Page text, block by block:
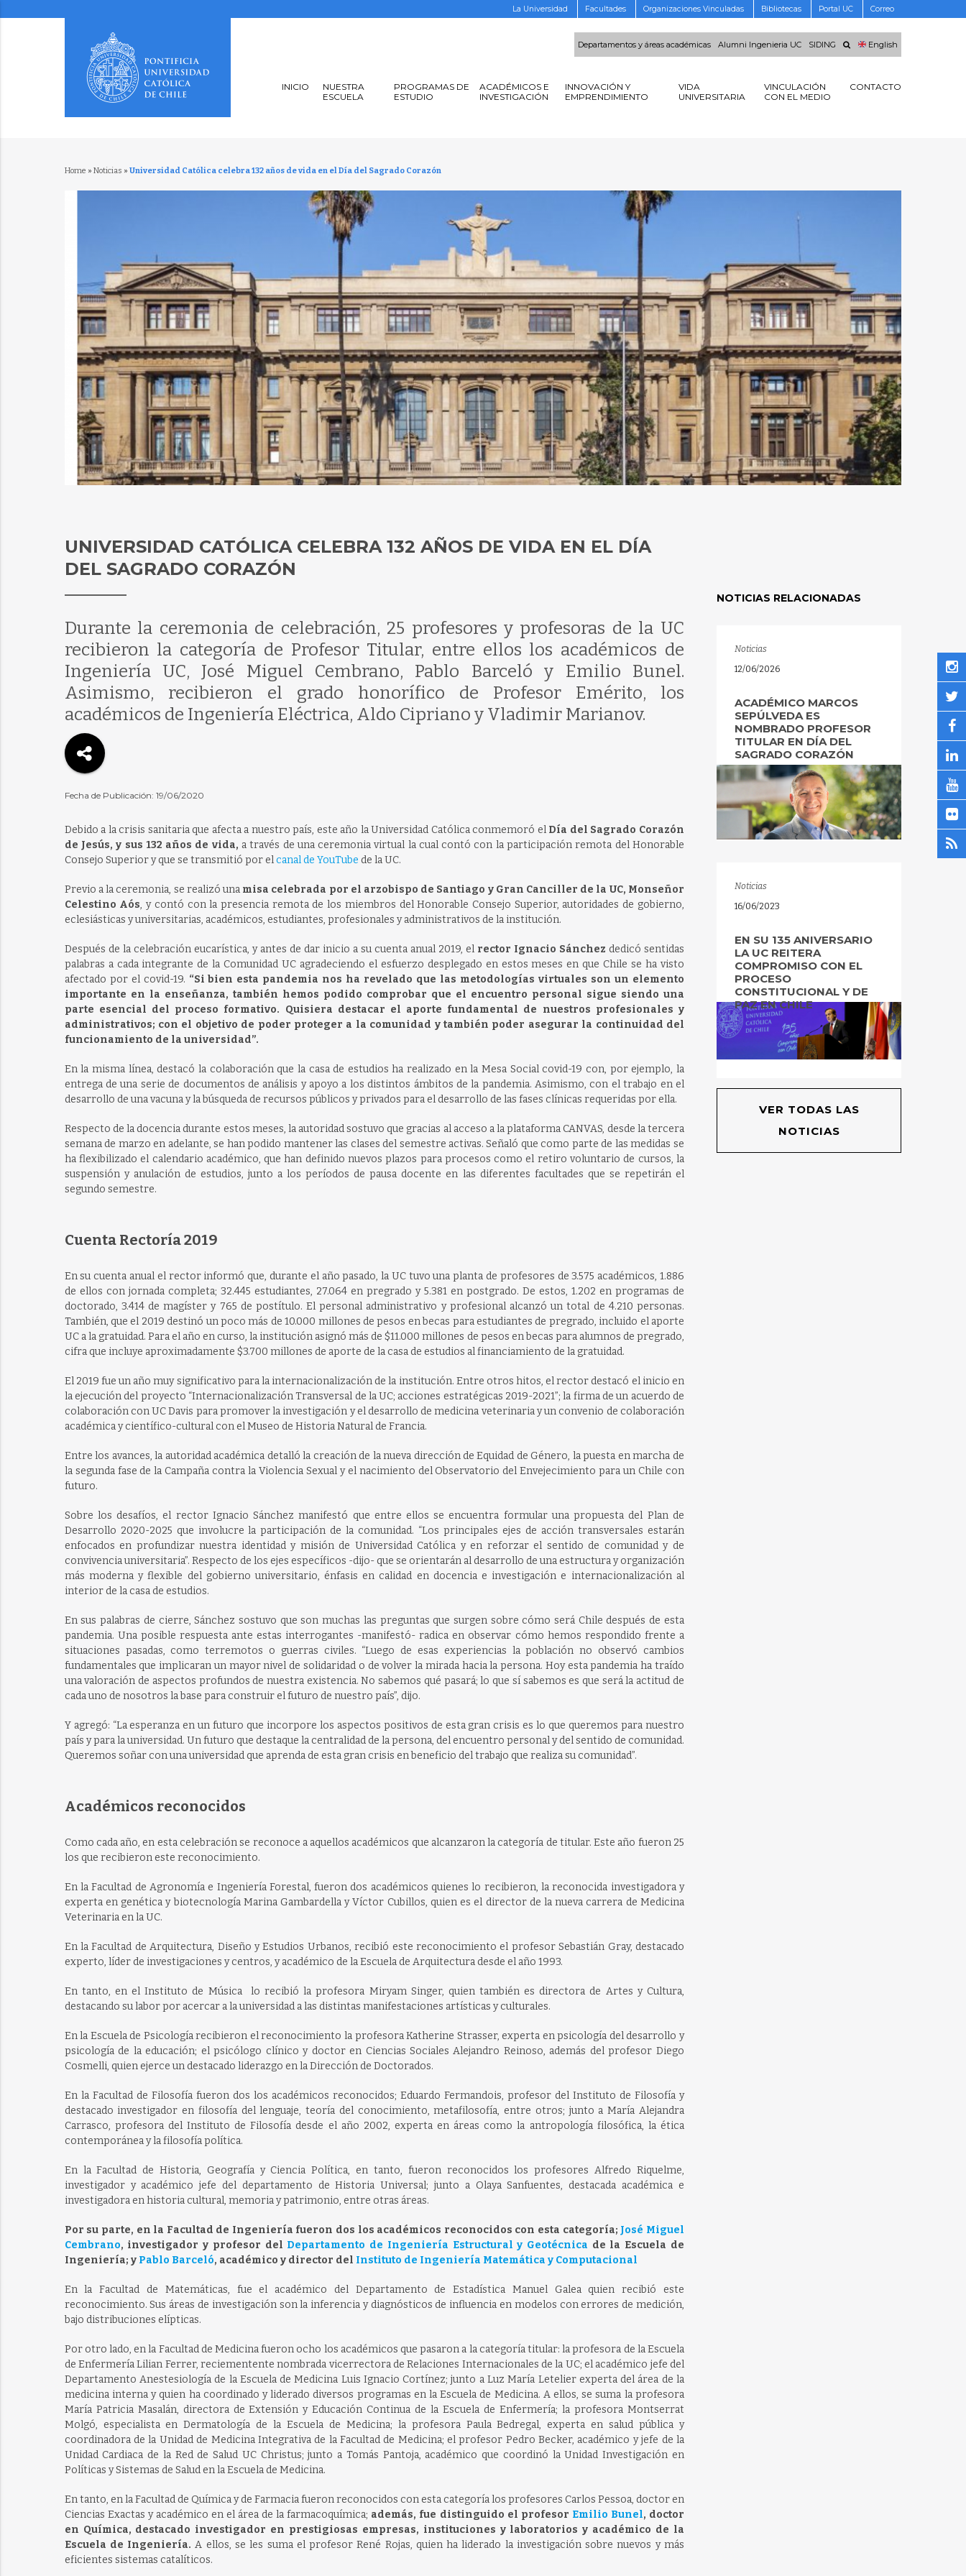
La Universidad Facultades Organizaciones Vinculadas Bibliotecas Portal UC Correo
Departamentos y áreas académicas Alumni Ingenieria UC SIDING English
INICIO
NUESTRA
ESCUELA
PROGRAMAS DE
ESTUDIO
ACADÉMICOS E
INVESTIGACIÓN
INNOVACIÓN Y
EMPRENDIMIENTO
VIDA
UNIVERSITARIA
VINCULACIÓN
CON EL MEDIO
CONTACTO
Home » Noticias » Universidad Católica celebra 132 años de vida en el Día del Sagrado Corazón
UNIVERSIDAD CATÓLICA CELEBRA 132 AÑOS DE VIDA EN EL DÍA
DEL SAGRADO CORAZÓN
Durante la ceremonia de celebración, 25 profesores y profesoras de la UC
recibieron la categoría de Profesor Titular, entre ellos los académicos de
Ingeniería UC, José Miguel Cembrano, Pablo Barceló y Emilio Bunel.
Asimismo, recibieron el grado honorífico de Profesor Emérito, los
académicos de Ingeniería Eléctrica, Aldo Cipriano y Vladimir Marianov.
Fecha de Publicación: 19/06/2020
Debido a la crisis sanitaria que afecta a nuestro país, este año la Universidad Católica conmemoró el Día del Sagrado Corazón
de Jesús, y sus 132 años de vida, a través de una ceremonia virtual la cual contó con la participación remota del Honorable
Consejo Superior y que se transmitió por elcanal de YouTube de la UC.
Previo a la ceremonia, se realizó una misa celebrada por el arzobispo de Santiago y Gran Canciller de la UC, Monseñor
Celestino Aós, y contó con la presencia remota de los miembros del Honorable Consejo Superior, autoridades de gobierno,
eclesiásticas y universitarias, académicos, estudiantes, profesionales y administrativos de la institución.
Después de la celebración eucarística, y antes de dar inicio a su cuenta anual 2019, el rector Ignacio Sánchez dedicó sentidas
palabras a cada integrante de la Comunidad UC agradeciendo el esfuerzo desplegado en estos meses en que Chile se ha visto
afectado por el covid-19. “Si bien esta pandemia nos ha revelado que las metodologías virtuales son un elemento
importante en la enseñanza, también hemos podido comprobar que el encuentro personal sigue siendo una
parte esencial del proceso formativo. Quisiera destacar el aporte fundamental de nuestros profesionales y
administrativos; con el objetivo de poder proteger a la comunidad y también poder asegurar la continuidad del
funcionamiento de la universidad”.
En la misma línea, destacó la colaboración que la casa de estudios ha realizado en la Mesa Social covid-19 con, por ejemplo, la
entrega de una serie de documentos de análisis y apoyo a los distintos ámbitos de la pandemia. Asimismo, con el trabajo en el
desarrollo de una vacuna y la búsqueda de recursos públicos y privados para el desarrollo de las fases clínicas requeridas por ella.
Respecto de la docencia durante estos meses, la autoridad sostuvo que gracias al acceso a la plataforma CANVAS, desde la tercera
semana de marzo en adelante, se han podido mantener las clases del semestre activas. Señaló que como parte de las medidas se
ha flexibilizado el calendario académico, que han definido nuevos plazos para procesos como el retiro voluntario de cursos, la
suspensión y anulación de estudios, junto a los períodos de pausa docente en las diferentes facultades que se repetirán el
segundo semestre.
Cuenta Rectoría 2019
En su cuenta anual el rector informó que, durante el año pasado, la UC tuvo una planta de profesores de 3.575 académicos, 1.886
de ellos con jornada completa; 32.445 estudiantes, 27.064 en pregrado y 5.381 en postgrado. De estos, 1.202 en programas de
doctorado, 3.414 de magíster y 765 de postítulo. El personal administrativo y profesional alcanzó un total de 4.210 personas.
También, que el 2019 destinó un poco más de 10.000 millones de pesos en becas para estudiantes de pregrado, incluido el aporte
UC a la gratuidad. Para el año en curso, la institución asignó más de $11.000 millones de pesos en becas para alumnos de pregrado,
cifra que incluye aproximadamente $3.700 millones de aporte de la casa de estudios al financiamiento de la gratuidad.
El 2019 fue un año muy significativo para la internacionalización de la institución. Entre otros hitos, el rector destacó el inicio en
la ejecución del proyecto “Internacionalización Transversal de la UC; acciones estratégicas 2019-2021”; la firma de un acuerdo de
colaboración con UC Davis para promover la investigación y el desarrollo de medicina veterinaria y un convenio de colaboración
académica y científico-cultural con el Museo de Historia Natural de Francia.
Entre los avances, la autoridad académica detalló la creación de la nueva dirección de Equidad de Género, la puesta en marcha de
la segunda fase de la Campaña contra la Violencia Sexual y el nacimiento del Observatorio del Envejecimiento para un Chile con
futuro.
Sobre los desafíos, el rector Ignacio Sánchez manifestó que entre ellos se encuentra formular una propuesta del Plan de
Desarrollo 2020-2025 que involucre la participación de la comunidad. “Los principales ejes de acción transversales estarán
enfocados en profundizar nuestra identidad y misión de Universidad Católica y en reforzar el sentido de comunidad y de
convivencia universitaria”. Respecto de los ejes específicos -dijo- que se orientarán al desarrollo de una estructura y organización
más moderna y flexible del gobierno universitario, énfasis en calidad en docencia e investigación e internacionalización al
interior de la casa de estudios.
En sus palabras de cierre, Sánchez sostuvo que son muchas las preguntas que surgen sobre cómo será Chile después de esta
pandemia. Una posible respuesta ante estas interrogantes -manifestó- radica en observar cómo hemos respondido frente a
situaciones pasadas, como terremotos o guerras civiles. “Luego de esas experiencias la población no observó cambios
fundamentales que implicaran un mayor nivel de solidaridad o de volver la mirada hacia la persona. Hoy esta pandemia ha traído
una valoración de aspectos profundos de nuestra existencia. No sabemos qué pasará; lo que sí sabemos es que será la actitud de
cada uno de nosotros la base para construir el futuro de nuestro país”, dijo.
Y agregó: “La esperanza en un futuro que incorpore los aspectos positivos de esta gran crisis es lo que queremos para nuestro
país y para la universidad. Un futuro que destaque la centralidad de la persona, del encuentro personal y del sentido de comunidad.
Queremos soñar con una universidad que aprenda de esta gran crisis en beneficio del trabajo que realiza su comunidad”.
Académicos reconocidos
Como cada año, en esta celebración se reconoce a aquellos académicos que alcanzaron la categoría de titular. Este año fueron 25
los que recibieron este reconocimiento.
En la Facultad de Agronomía e Ingeniería Forestal, fueron dos académicos quienes lo recibieron, la reconocida investigadora y
experta en genética y biotecnología Marina Gambardella y Víctor Cubillos, quien es el director de la nueva carrera de Medicina
Veterinaria en la UC.
En la Facultad de Arquitectura, Diseño y Estudios Urbanos, recibió este reconocimiento el profesor Sebastián Gray, destacado
experto, líder de investigaciones y centros, y académico de la Escuela de Arquitectura desde el año 1993.
En tanto, en el Instituto de Música lo recibió la profesora Miryam Singer, quien también es directora de Artes y Cultura,
destacando su labor por acercar a la universidad a las distintas manifestaciones artísticas y culturales.
En la Escuela de Psicología recibieron el reconocimiento la profesora Katherine Strasser, experta en psicología del desarrollo y
psicología de la educación; el psicólogo clínico y doctor en Ciencias Sociales Alejandro Reinoso, además del profesor Diego
Cosmelli, quien ejerce un destacado liderazgo en la Dirección de Doctorados.
En la Facultad de Filosofía fueron dos los académicos reconocidos; Eduardo Fermandois, profesor del Instituto de Filosofía y
destacado investigador en filosofía del lenguaje, teoría del conocimiento, metafilosofía, entre otros; junto a María Alejandra
Carrasco, profesora del Instituto de Filosofía desde el año 2002, experta en áreas como la antropología filosófica, la ética
contemporánea y la filosofía política.
En la Facultad de Historia, Geografía y Ciencia Política, en tanto, fueron reconocidos los profesores Alfredo Riquelme,
investigador y académico jefe del departamento de Historia Universal; junto a Olaya Sanfuentes, destacada académica e
investigadora en historia cultural, memoria y patrimonio, entre otras áreas.
Por su parte, en la Facultad de Ingeniería fueron dos los académicos reconocidos con esta categoría; José Miguel
Cembrano, investigador y profesor del Departamento de Ingeniería Estructural y Geotécnica de la Escuela de
Ingeniería; y Pablo Barceló, académico y director del Instituto de Ingeniería Matemática y Computacional
En la Facultad de Matemáticas, fue el académico del Departamento de Estadística Manuel Galea quien recibió este
reconocimiento. Sus áreas de investigación son la inferencia y diagnósticos de influencia en modelos con errores de medición,
bajo distribuciones elípticas.
Por otro lado, en la Facultad de Medicina fueron ocho los académicos que pasaron a la categoría titular: la profesora de la Escuela
de Enfermería Lilian Ferrer, reciementente nombrada vicerrectora de Relaciones Internacionales de la UC; el académico jefe del
Departamento Anestesiología de la Escuela de Medicina Luis Ignacio Cortínez; junto a Luz María Letelier experta del área de la
medicina interna y quien ha coordinado y liderado diversos programas en la Escuela de Medicina. A ellos, se suma la profesora
María Patricia Masalán, directora de Extensión y Educación Continua de la Escuela de Enfermería; la profesora Montserrat
Molgó, especialista en Dermatología de la Escuela de Medicina; la profesora Paula Bedregal, experta en salud pública y
coordinadora de la Unidad de Medicina Integrativa de la Facultad de Medicina; el profesor Pedro Becker, académico y jefe de la
Unidad Cardiaca de la Red de Salud UC Christus; junto a Tomás Pantoja, académico que coordinó la Unidad Investigación en
Políticas y Sistemas de Salud en la Escuela de Medicina.
En tanto, en la Facultad de Química y de Farmacia fueron reconocidos con esta categoría los profesores Carlos Pessoa, doctor en
Ciencias Exactas y académico en el área de la farmacoquímica; además, fue distinguido el profesor Emilio Bunel, doctor
en Química, destacado investigador en prestigiosas empresas, instituciones y laboratorios y académico de la
Escuela de Ingeniería. A ellos, se les suma el profesor René Rojas, quien ha liderado la investigación sobre nuevos y más
eficientes sistemas catalíticos.
NOTICIAS RELACIONADAS
Noticias
12/06/2026
ACADÉMICO MARCOS
SEPÚLVEDA ES
NOMBRADO PROFESOR
TITULAR EN DÍA DEL
SAGRADO CORAZÓN
Noticias
16/06/2023
EN SU 135 ANIVERSARIO
LA UC REITERA
COMPROMISO CON EL
PROCESO
CONSTITUCIONAL Y DE
PAZ EN CHILE
VER TODAS LAS
NOTICIAS